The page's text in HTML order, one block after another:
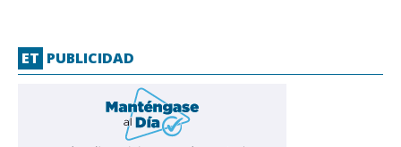
ET PUBLICIDAD